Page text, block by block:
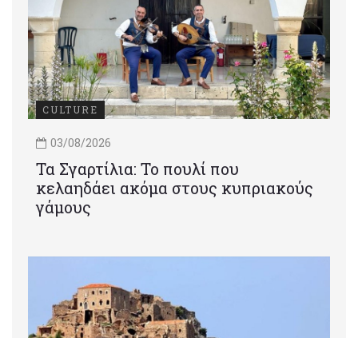
CULTURE
03/08/2026
Τα Σγαρτίλια: Το πουλί που
κελαηδάει ακόμα στους κυπριακούς
γάμους